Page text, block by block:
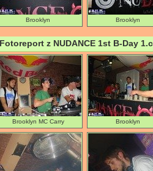
Brooklyn Brooklyn
Fotoreport z NUDANCE 1st B-Day
Brooklyn MC Carry
F@tsound
Brooklyn